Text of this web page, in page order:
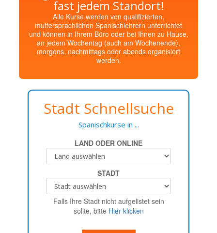
fast jedem Standort!
Alle Kurse werden von qualifizierten,
muttersprachlichen Spanischlehrern unterrichtet
und können in Ihrem Büro oder bei Ihnen zu Hause,
an jedem Wochentag (auch am Wochenende),
morgens, nachmittags oder abends organisiert
werden.
Stadt Schnellsuche
Spanischkurse in ...
LAND ODER ONLINE
STADT
Falls Ihre Stadt nicht aufgelistet sein
sollte, bitte Hier klicken